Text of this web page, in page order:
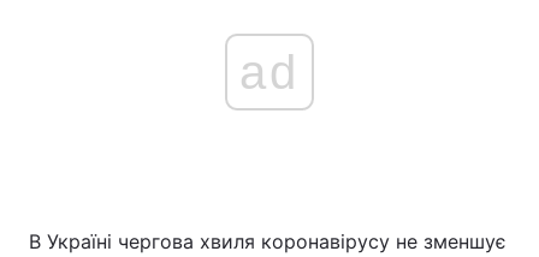
ad
В Україні чергова хвиля коронавірусу не зменшує